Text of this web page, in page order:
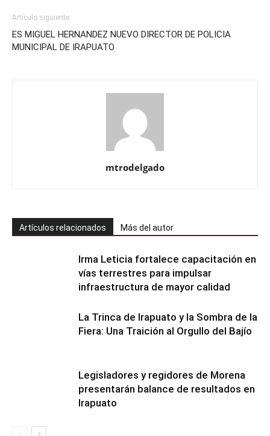
Artículo siguiente
ES MIGUEL HERNANDEZ NUEVO DIRECTOR DE POLICIA
MUNICIPAL DE IRAPUATO
mtrodelgado
Artículos relacionados Más del autor
Irma Leticia fortalece capacitación en
vías terrestres para impulsar
infraestructura de mayor calidad
​La Trinca de Irapuato y la Sombra de la
Fiera: Una Traición al Orgullo del Bajío
Legisladores y regidores de Morena
presentarán balance de resultados en
Irapuato